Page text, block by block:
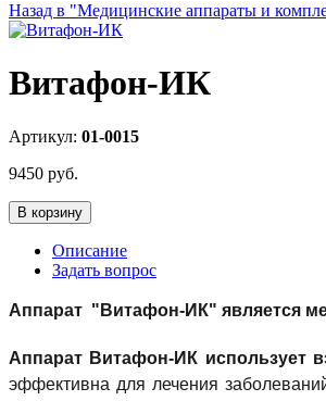
Назад в "Медицинские аппараты и
Витафон-ИК
Артикул: 01-0015
9450 руб.
В корзину
Описание
Задать вопрос
Аппарат "Витафон-ИК" является
Аппарат Витафон-ИК использует
эффективна для лечения